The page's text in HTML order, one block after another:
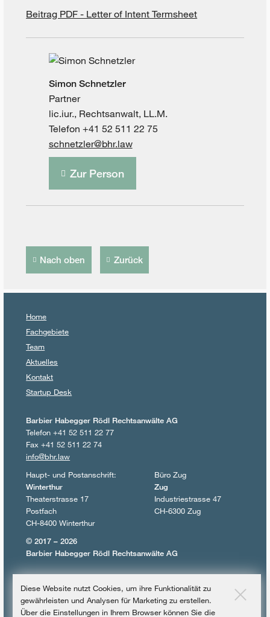
Beitrag PDF - Letter of Intent Termsheet
Simon Schnetzler
Partner
lic.iur., Rechtsanwalt, LL.M.
Telefon +41 52 511 22 75
schnetzler@bhr.law
Zur Person
Nach oben Zurück
Home
Fachgebiete
Team
Aktuelles
Kontakt
Startup Desk
Barbier Habegger Rödl Rechtsanwälte AG
Telefon +41 52 511 22 77
Fax +41 52 511 22 74
info@bhr.law
Haupt- und Postanschrift:
Winterthur
Theaterstrasse 17
Postfach
CH-8400 Winterthur
Büro Zug
Zug
Industriestrasse 47
CH-6300 Zug
© 2017 – 2026
Barbier Habegger Rödl Rechtsanwälte AG
Impressum
Diese Website nutzt Cookies, um ihre Funktionalität zu
gewährleisten und Analysen für Marketing zu erstellen.
Über die Einstellungen in Ihrem Browser können Sie die